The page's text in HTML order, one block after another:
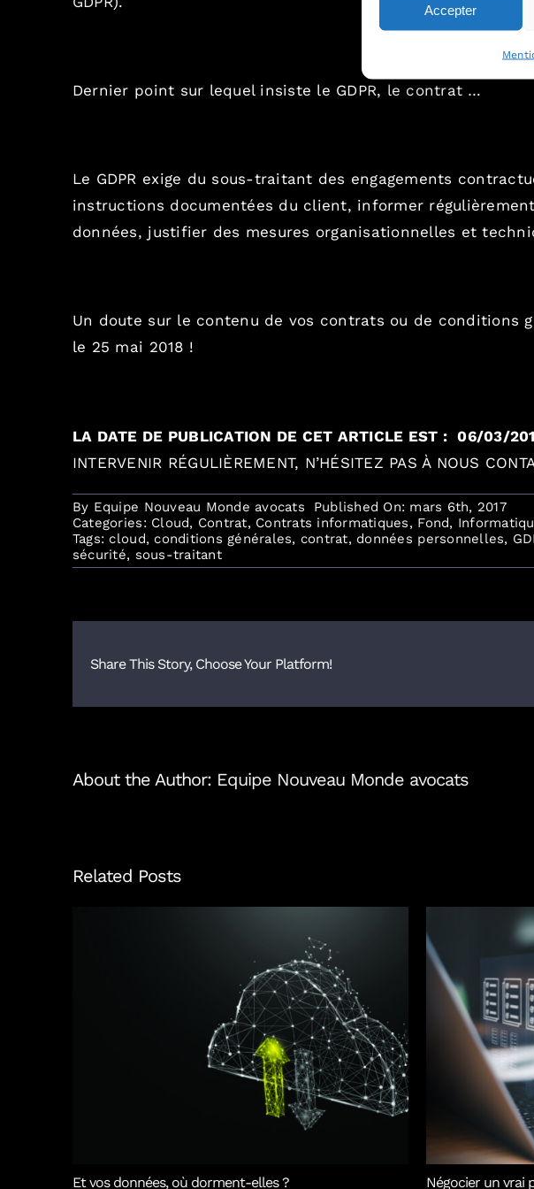
Accepter
Dernier point sur lequel insiste le GDPR, le contrat …
Le GDPR exige du sous-traitant des engagements
instructions documentées du client, informer
données, justifier des mesures organisationnelles et
Un doute sur le contenu de vos contrats ou de conditions
le 25 mai 2018 !
LA DATE DE PUBLICATION DE CET ARTICLE EST : 06/03/
INTERVENIR RÉGULIÈREMENT, N’HÉSITEZ PAS À NOUS
By Equipe Nouveau Monde avocats
Published On: mars 6th, 2017
Categories: Cloud, Contrat, Contrats informatiques, Fond,
Tags: cloud, conditions générales, contrat, données personnelles,
sécurité, sous-traitant
Share This Story, Choose Your Platform!
About the Author: Equipe Nouveau Monde avocats
Related Posts
Et vos données, où dorment-elles ? Négocier un vrai